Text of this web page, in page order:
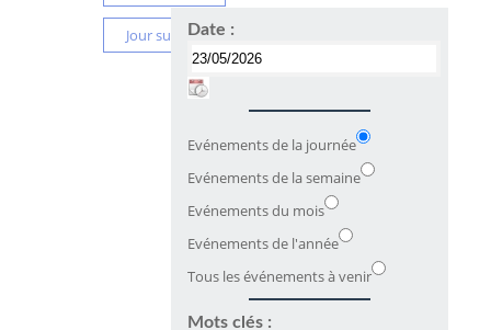
Jour suivantDate :
Evénements de la journée
Evénements de la semaine
Evénements du mois
Evénements de l'année
Tous les événements à venir
Mots clés :